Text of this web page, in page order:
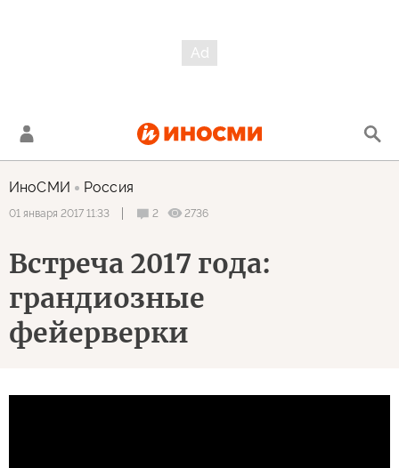
ИноСМИ Россия
01 января 2017 11:33 2 2736
Встреча 2017 года:
грандиозные
фейерверки